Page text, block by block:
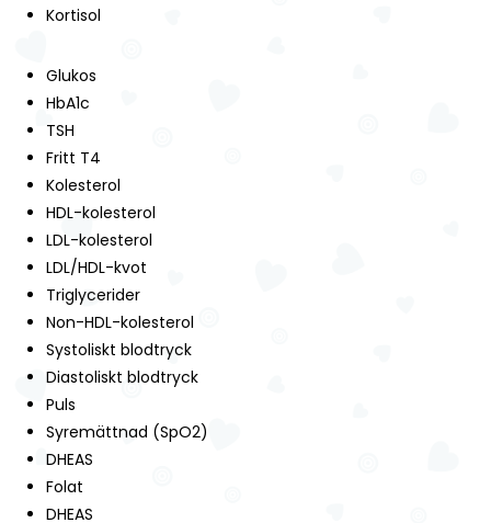
Kortisol
Glukos
HbA1c
TSH
Fritt T4
Kolesterol
HDL-kolesterol
LDL-kolesterol
LDL/HDL-kvot
Triglycerider
Non-HDL-kolesterol
Systoliskt blodtryck
Diastoliskt blodtryck
Puls
Syremättnad (SpO2)
DHEAS
Folat
DHEAS